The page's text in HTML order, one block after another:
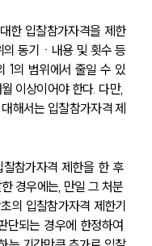
한 입찰참가자격을 제한
동기ㆍ내용 및 횟수 등
1의 범위에서 줄일 수 있
이상이어야 한다. 다만,
해서는 입찰참가자격 제
참가자격 제한을 한 후
경우에는, 만일 그 처분
의 입찰참가자격 제한기
단되는 경우에 한정하여